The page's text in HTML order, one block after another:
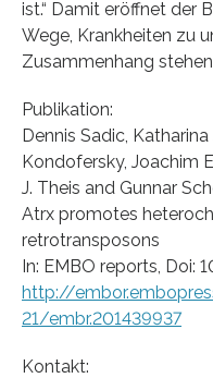
ist.“ Damit eröffnet der
Wege, Krankheiten zu
Zusammenhang
Publikation:
Dennis Sadic,
Kondofersky, Joachim
J. Theis and Gunnar
Atrx promotes
retrotransposons
In: EMBO reports, Doi:
http://
21/embr.201439937
Kontakt: